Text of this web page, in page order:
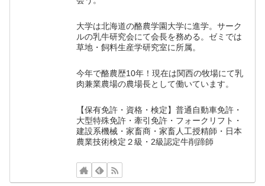
大学は北海道の酪農学園大学に進学。サーク
ルの乳牛研究会にて会長を務める。ゼミでは
草地・飼料生産学研究室に所属。
今年で酪農歴10年！現在は関西の牧場にて乳
肉兼業農場の農場長として働いています。
【保有免許・資格・検定】普通自動車免許・
大型特殊免許・牽引免許・フォークリフト・
建設系機械・家畜商・家畜人工授精師・日本
農業技術検定２級・2級認定牛削蹄師